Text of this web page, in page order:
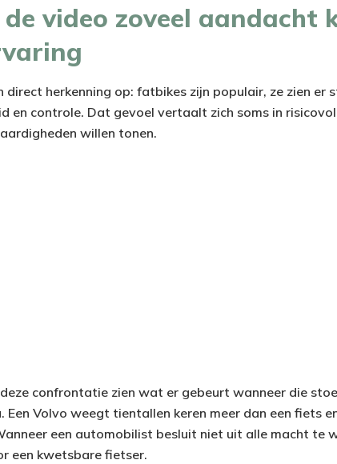
video zoveel aandacht
direct herkenning op: fatbikes zijn populair, ze zien er
en controle. Dat gevoel vertaalt zich soms in
willen tonen.
confrontatie zien wat er gebeurt wanneer die
Een Volvo weegt tientallen keren meer dan een fiets
een automobilist besluit niet uit alle macht te
een kwetsbare fietser.